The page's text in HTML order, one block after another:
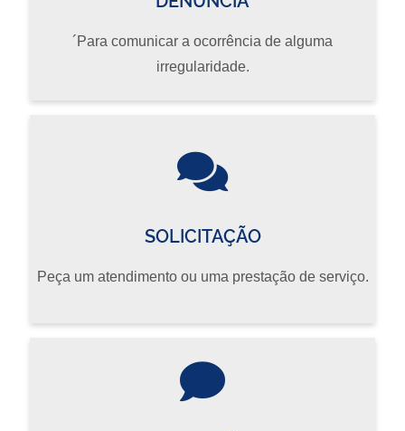
´Para comunicar a ocorrência de alguma
irregularidade.
SOLICITAÇÃO
Peça um atendimento ou uma prestação de serviço.